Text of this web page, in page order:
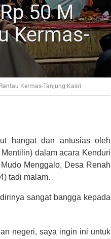
50 M
Kermas-
Kermas-Tanjung Kasri
hangat dan antusias oleh
dalam acara Kenduri
Menggalo, Desa Renah
tadi malam.
sangat bangga kepada
negeri, saya ingin ini untuk